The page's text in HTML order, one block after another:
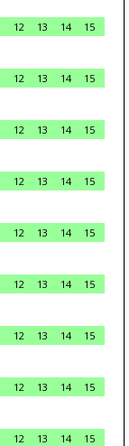
12 13 14
15
12 13 14
15
12 13 14
15
12 13 14
15
12 13 14
15
12 13 14
15
12 13 14
15
12 13 14
15
12 13 14
15